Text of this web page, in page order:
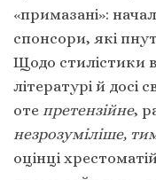
«примазані»:
спонсори, які
Щодо стилістики
літературі й досі
оте претензійне,
незрозуміліше,
оцінці